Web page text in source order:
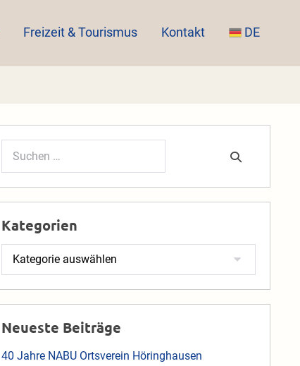
Freizeit & Tourismus Kontakt DE
Suchen
Kategorien
Kategorien
Neueste Beiträge
40 Jahre NABU Ortsverein Höringhausen